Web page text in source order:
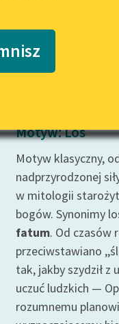
w formacie PDF
Motyw: Los
Motyw klasyczny,
nadprzyrodzonej
w mitologii
bogów. Synonimy
fatum. Od czasów
przeciwstawiano
tak, jakby szydził z
uczuć ludzkich —
rozumnemu planowi